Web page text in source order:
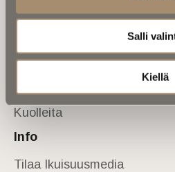
Salli
Kiellä
Muistokirjoituksia
Kuolema koskettaa
Asiantuntijoilta
Kuolleita
Info
Tilaa Ikuisuusmedia